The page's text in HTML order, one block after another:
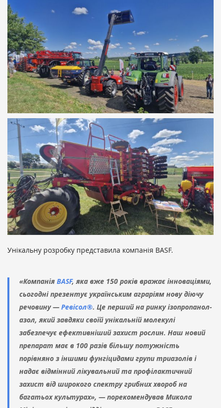
Унікальну розробку представила компанія BASF.
«Компанія BASF, яка вже 150 років вражає інноваціями,
сьогодні презентує українським аграріям нову діючу
речовину — Ревісол®. Це перший на ринку ізопропанол-
азол, який завдяки своїй унікальній молекулі
забезпечує ефективніший захист рослин. Наш новий
препарат має в 100 разів більшу потужність
порівняно з іншими фунгіцидами групи триазолів і
надає відмінний лікувальний та профілактичний
захист від широкого спектру грибних хвороб на
багатьох культурах», — порекомендував Микола